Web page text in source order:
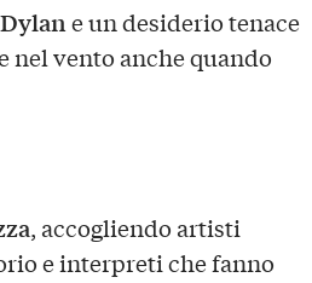
e un desiderio tenace
nel vento anche quando
, accogliendo artisti
e interpreti che fanno